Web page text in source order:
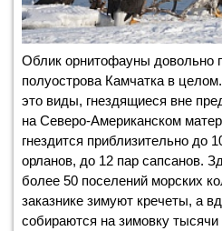
Облик орнитофауны довольно
полуострова Камчатка в
это виды, гнездящиеся вне
на Северо-Американском
гнездится приблизительно до
орланов, до 12 пар сапсанов.
более 50 поселений морских
заказнике зимуют кречеты, а
собираются на зимовку